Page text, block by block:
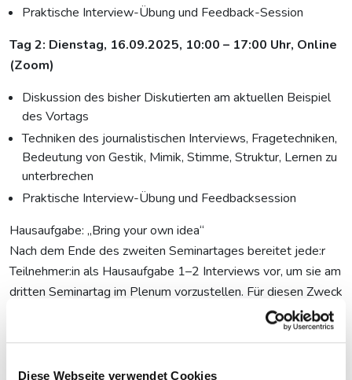
Diese Webseite verwendet Cookies
Praktische Interview-Übung und Feedback-Session
Tag 2: Dienstag, 16.09.2025, 10:00 – 17:00 Uhr, Online
(Zoom)
Diskussion des bisher Diskutierten am aktuellen Beispiel
des Vortags
Techniken des journalistischen Interviews, Fragetechniken,
Bedeutung von Gestik, Mimik, Stimme, Struktur, Lernen zu
unterbrechen
Praktische Interview-Übung und Feedbacksession
Hausaufgabe: „Bring your own idea“
Nach dem Ende des zweiten Seminartages bereitet jede:r
Teilnehmer:in als Hausaufgabe 1–2 Interviews vor, um sie am
dritten Seminartag im Plenum vorzustellen. Für diesen Zweck
teilen wir uns (je nach Anzahl der Teilnehmer:innen) in zwei
Gruppen auf – eine Vormittags- und eine Nachmittagsgruppe.